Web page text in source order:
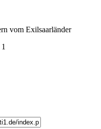
vom Exilsaarländer
1